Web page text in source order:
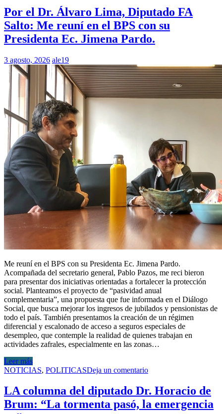
Por el Dr. Álvaro Lima, Diputado FA
Salto: Me reuní en el BPS con su
Presidenta Ec. Jimena Pardo.
3 agosto, 2026 ale19
Me reuní en el BPS con su Presidenta Ec. Jimena Pardo.
Acompañada del secretario general, Pablo Pazos, me reci bieron
para presentar dos iniciativas orientadas a fortalecer la protección
social. Planteamos el proyecto de “pasividad anual
complementaria”, una propuesta que fue informada en el Diálogo
Social, que busca mejorar los ingresos de jubilados y pensionistas de
todo el país. También presentamos la creación de un régimen
diferencial y escalonado de acceso a seguros especiales de
desempleo, que contemple la realidad de quienes trabajan en
actividades zafrales, especialmente en las zonas…
Leer más
NOTICIAS, POLITICASDeja un comentario
LA columna del diputado Dr. Horacio de
Brum: “La tormenta pasó, la emergencia